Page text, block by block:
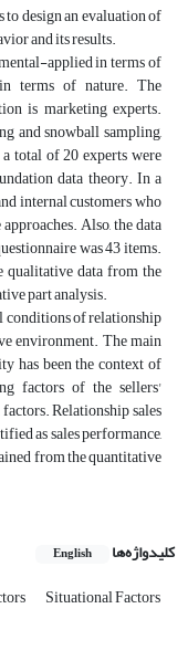
design an evaluation of
and its results.
applied in terms of
terms of nature. The
is marketing experts.
and snowball sampling,
total of 20 experts were
data theory. In a
internal customers who
Also, the data
was 43 items.
qualitative data from the
part analysis.
conditions of relationship
environment. The main
has been the context of
factors of the sellers'
Relationship sales
as sales performance,
from the quantitative
کلیدواژه‌ها English
Situational Factors